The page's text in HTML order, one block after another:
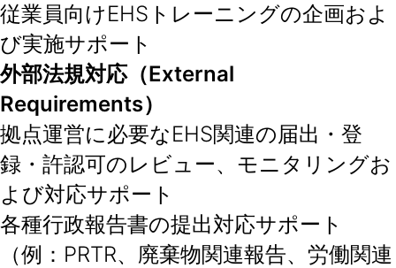
従業員向けEHSトレーニングの企画およ
び実施サポート
外部法規対応（External
Requirements）
拠点運営に必要なEHS関連の届出・登
録・許認可のレビュー、モニタリングお
よび対応サポート
各種行政報告書の提出対応サポート
（例：PRTR、廃棄物関連報告、労働関連